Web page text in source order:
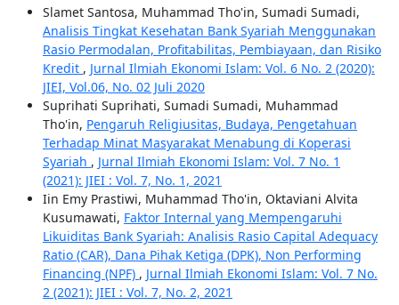
Slamet Santosa, Muhammad Tho'in, Sumadi Sumadi,
Analisis Tingkat Kesehatan Bank Syariah Menggunakan
Rasio Permodalan, Profitabilitas, Pembiayaan, dan Risiko
Kredit , Jurnal Ilmiah Ekonomi Islam: Vol. 6 No. 2 (2020):
JIEI, Vol.06, No. 02 Juli 2020
Suprihati Suprihati, Sumadi Sumadi, Muhammad
Tho'in, Pengaruh Religiusitas, Budaya, Pengetahuan
Terhadap Minat Masyarakat Menabung di Koperasi
Syariah , Jurnal Ilmiah Ekonomi Islam: Vol. 7 No. 1
(2021): JIEI : Vol. 7, No. 1, 2021
Iin Emy Prastiwi, Muhammad Tho'in, Oktaviani Alvita
Kusumawati, Faktor Internal yang Mempengaruhi
Likuiditas Bank Syariah: Analisis Rasio Capital Adequacy
Ratio (CAR), Dana Pihak Ketiga (DPK), Non Performing
Financing (NPF) , Jurnal Ilmiah Ekonomi Islam: Vol. 7 No.
2 (2021): JIEI : Vol. 7, No. 2, 2021